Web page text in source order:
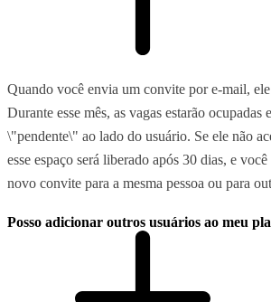
Quando você envia um convite por e-mail,
Durante esse mês, as vagas estarão
\"pendente\" ao lado do usuário. Se ele não
esse espaço será liberado após 30 dias, e
novo convite para a mesma pessoa ou para
Posso adicionar outros usuários ao meu